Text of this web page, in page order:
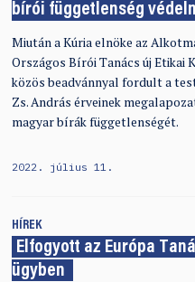
bírói függetlenség
Miután a Kúria elnöke az
Országos Bírói Tanács új Etikai
közös beadvánnyal fordult a
Zs. András érveinek
magyar bírák függetlenségét.
2022. július 11.
HÍREK
Elfogyott az Európa
ügyben